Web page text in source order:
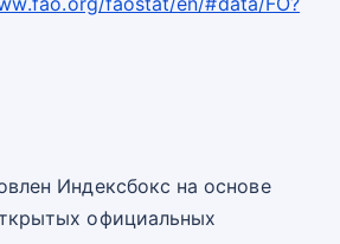
Индексбокс на основе
официальных